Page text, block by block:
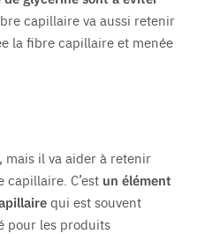
capillaire va aussi retenir
la fibre capillaire et menée
, mais il va aider à retenir
capillaire. C’est un élément
qui est souvent
pour les produits